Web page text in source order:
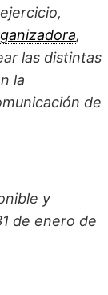
,
las distintas
la
de
y
de enero de